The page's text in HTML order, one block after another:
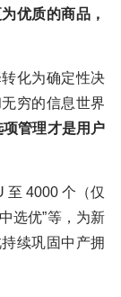
优质的商品，
化为确定性决
穷的信息世界
管理才是用户
至 4000 个（仅
选优”等，为新
续巩固中产拥